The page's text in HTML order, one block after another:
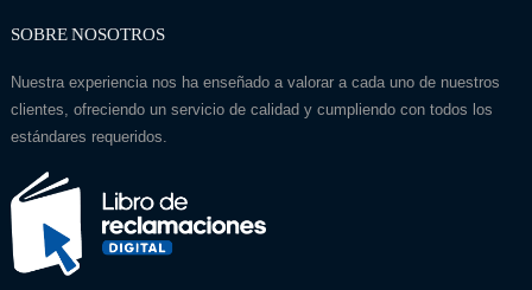
SOBRE NOSOTROS
Nuestra experiencia nos ha enseñado a valorar a cada uno de nuestros
clientes, ofreciendo un servicio de calidad y cumpliendo con todos los
estándares requeridos.